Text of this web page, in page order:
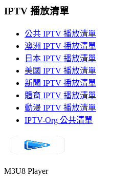
IPTV 播放清單
公共 IPTV 播放清單
澳洲 IPTV 播放清單
日本 IPTV 播放清單
美國 IPTV 播放清單
新聞 IPTV 播放清單
體育 IPTV 播放清單
動漫 IPTV 播放清單
IPTV-Org 公共清單
M3U8 Player